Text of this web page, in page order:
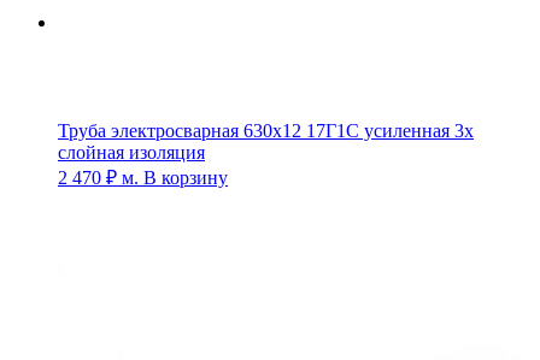
Труба электросварная 630х12 17Г1С усиленная 3х
слойная изоляция
2 470 ₽ м. В корзину